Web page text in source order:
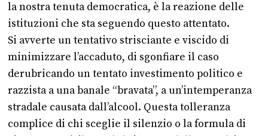
la nostra tenuta democratica, è la reazione delle
istituzioni che sta seguendo questo attentato.
Si avverte un tentativo strisciante e viscido di
minimizzare l’accaduto, di sgonfiare il caso
derubricando un tentato investimento politico e
razzista a una banale “bravata”, a un’intemperanza
stradale causata dall’alcool. Questa tolleranza
complice di chi sceglie il silenzio o la formula di